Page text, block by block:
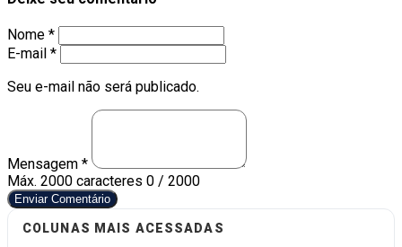
Nome *
E-mail *
Seu e-mail não será publicado.
Mensagem *
Máx. 2000 caracteres 0 / 2000
Enviar Comentário
COLUNAS MAIS ACESSADAS